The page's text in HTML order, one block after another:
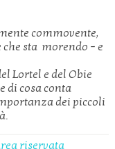
commovente,
che sta morendo – e
Lortel e del Obie
di cosa conta
dei piccoli
riservata